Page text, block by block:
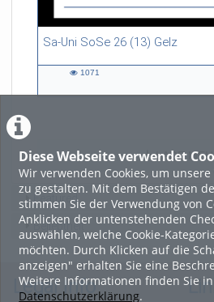
Diese Webseite verwendet
Wir verwenden Cookies, um
zu gestalten. Mit dem Bestätigen
stimmen Sie der Verwendung von
Anklicken der untenstehenden
auswählen, welche Cookie-
möchten. Durch Klicken auf die
anzeigen" erhalten Sie eine
Weitere Informationen finden Sie
Datenschutzerklärung.
Sa-Uni SoSe 26 (13) Gelz
55:13 duration
1071
LADE
Featured
Beliebtheit
Legal Info